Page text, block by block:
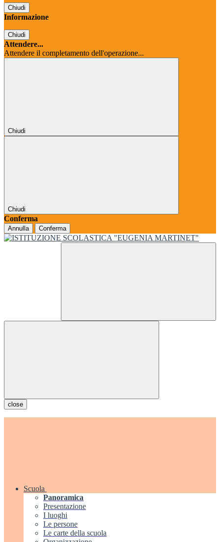
Chiudi
Informazione
Chiudi
Attendere...
Attendere il completamento dell'operazione...
Chiudi
Chiudi
Conferma
Annulla Conferma
close
Scuola
Panoramica
Presentazione
I luoghi
Le persone
Le carte della scuola